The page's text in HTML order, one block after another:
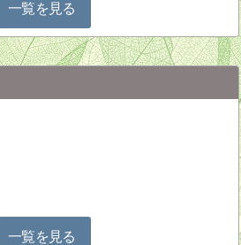
一覧を見る
一覧を見る